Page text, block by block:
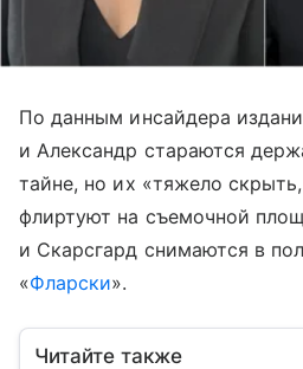
По данным инсайдера
и Александр стараются
тайне, но их «тяжело
флиртуют на съемочной
и Скарсгард снимаются в
«Фларски».
Читайте также